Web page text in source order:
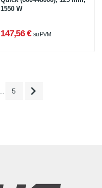
1550 W
147,56 € su PVM
5 